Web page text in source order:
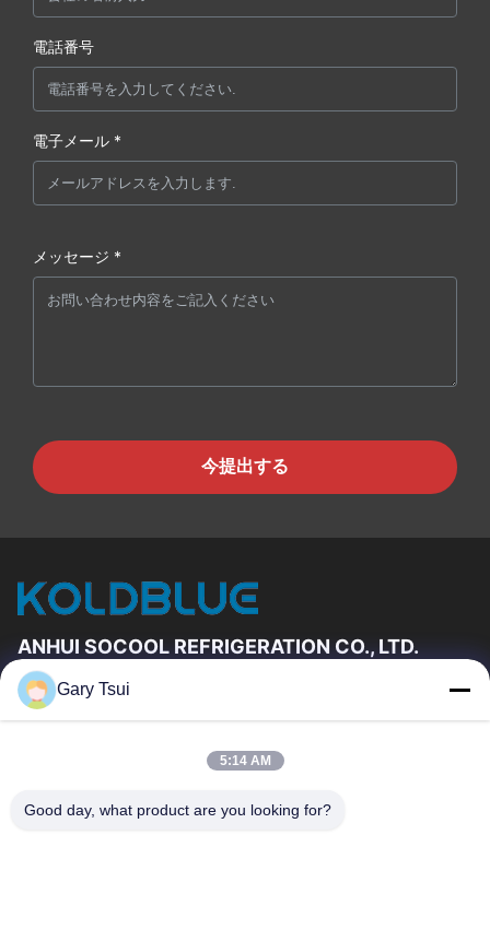
電話番号
電子メール *
メッセージ *
今提出する
ANHUI SOCOOL REFRIGERATION CO., LTD.
速いリンク
私達について
工場旅行
品質管理
Gary Tsui
5:14 AM
Good day, what product are you looking for?